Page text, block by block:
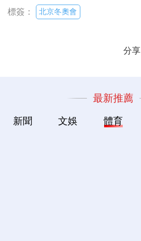
標簽： 北京冬奧會
分享
最新推薦
新聞 文娛 體育